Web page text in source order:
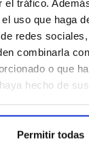
el tráfico.
uso que haga
redes
combinarla
o que
hecho de
Permitir todas
se consigue
compuestos que
aire ambiente y
tras la
contenido en este
del 97% .
para